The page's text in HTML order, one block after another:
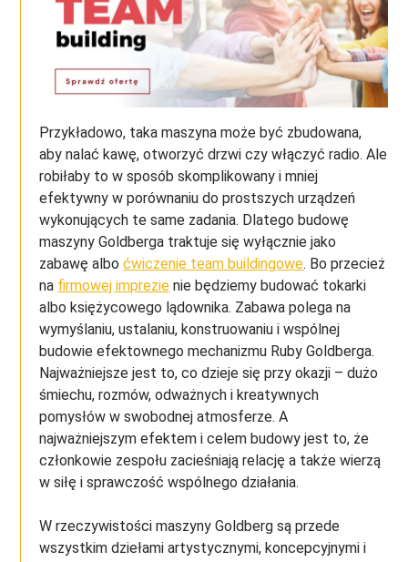
Przykładowo, taka maszyna może być zbudowana,
aby nalać kawę, otworzyć drzwi czy włączyć radio. Ale
robiłaby to w sposób skomplikowany i mniej
efektywny w porównaniu do prostszych urządzeń
wykonujących te same zadania. Dlatego budowę
maszyny Goldberga traktuje się wyłącznie jako
zabawę alboćwiczenie team buildingowe. Bo przecież
na firmowej imprezie nie będziemy budować tokarki
albo księżycowego lądownika. Zabawa polega na
wymyślaniu, ustalaniu, konstruowaniu i wspólnej
budowie efektownego mechanizmu Ruby Goldberga.
Najważniejsze jest to, co dzieje się przy okazji – dużo
śmiechu, rozmów, odważnych i kreatywnych
pomysłów w swobodnej atmosferze. A
najważniejszym efektem i celem budowy jest to, że
członkowie zespołu zacieśniają relację a także wierzą
w siłę i sprawczość wspólnego działania.
W rzeczywistości maszyny Goldberg są przede
wszystkim dziełami artystycznymi, koncepcyjnymi i